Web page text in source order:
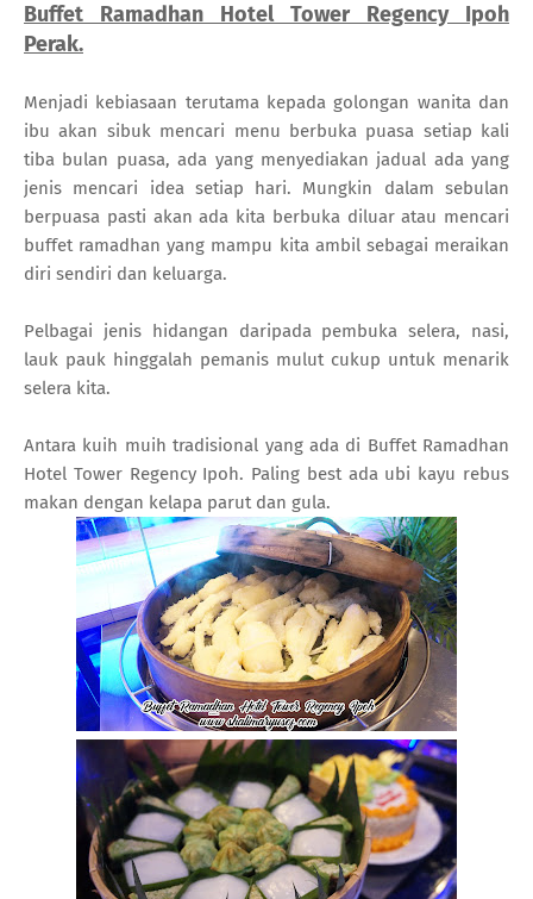
Buffet Ramadhan Hotel Tower Regency Ipoh
Perak.
Menjadi kebiasaan terutama kepada golongan wanita dan
ibu akan sibuk mencari menu berbuka puasa setiap kali
tiba bulan puasa, ada yang menyediakan jadual ada yang
jenis mencari idea setiap hari. Mungkin dalam sebulan
berpuasa pasti akan ada kita berbuka diluar atau mencari
buffet ramadhan yang mampu kita ambil sebagai meraikan
diri sendiri dan keluarga.
Pelbagai jenis hidangan daripada pembuka selera, nasi,
lauk pauk hinggalah pemanis mulut cukup untuk menarik
selera kita.
Antara kuih muih tradisional yang ada di Buffet Ramadhan
Hotel Tower Regency Ipoh. Paling best ada ubi kayu rebus
makan dengan kelapa parut dan gula.